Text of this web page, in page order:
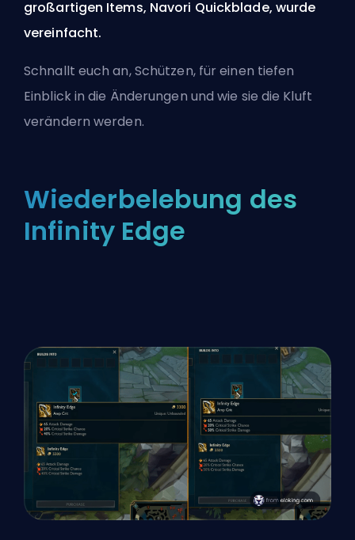
großartigen Items, Navori Quickblade, wurde
vereinfacht.
Schnallt euch an, Schützen, für einen tiefen
Einblick in die Änderungen und wie sie die Kluft
verändern werden.
Wiederbelebung des
Infinity Edge